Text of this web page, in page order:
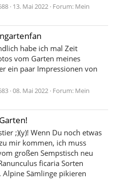
13. Mai 2022 Forum: Mein
habe ich mal Zeit
vom Garten meines
ein paar Impressionen von
08. Mai 2022 Forum: Mein
;)(y)! Wenn Du noch etwas
mir kommen, ich muss
großen Sempstisch neu
ficaria Sorten
Sämlinge pikieren